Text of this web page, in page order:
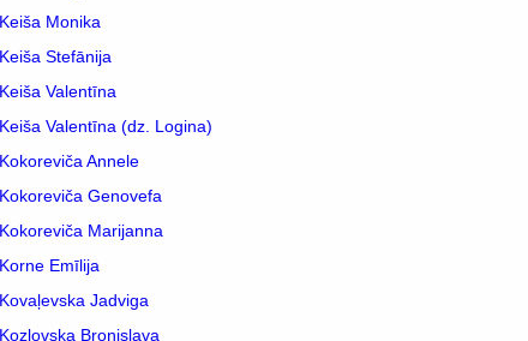
Keiša Monika
Keiša Stefānija
Keiša Valentīna
Keiša Valentīna (dz. Logina)
Kokoreviča Annele
Kokoreviča Genovefa
Kokoreviča Marijanna
Korne Emīlija
Kovaļevska Jadviga
Kozlovska Broņislava